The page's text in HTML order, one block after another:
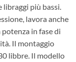
più bassi.
lavora anche
in fase di
Il montaggio
libbre. Il modello